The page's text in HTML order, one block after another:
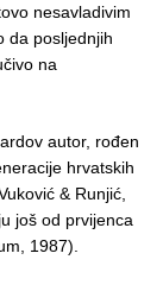
nesavladivim
da posljednjih
na
autor, rođen
hrvatskih
& Runjić,
još od prvijenca
1987).